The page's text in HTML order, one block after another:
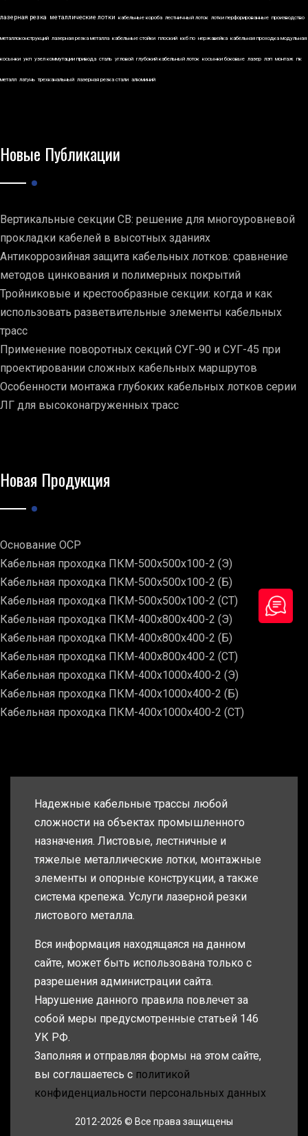
лазерная резка металлические лотки кабельные короба лестничный лоток лотки перфорированные производство
металлоконструкций лазерная резка металла кабельные стойки плоский ккб по нержавейка кабельная проходка модульная
косынки укп узел коммутации привода сталь угловой глубокий кабельный лоток косынки боковые лазер лэп монтаж пк
металл латунь трехканальный лазерная резка стали алюминий
Новые Публикации
Вертикальные секции СВ: решение для многоуровневой
прокладки кабелей в высотных зданиях
Антикоррозийная защита кабельных лотков: сравнение
методов цинкования и полимерных покрытий
Тройниковые и крестообразные секции: когда и как
использовать разветвительные элементы кабельных
трасс
Применение поворотных секций СУГ-90 и СУГ-45 при
проектировании сложных кабельных маршрутов
Особенности монтажа глубоких кабельных лотков серии
ЛГ для высоконагруженных трасс
Новая Продукция
Основание ОСР
Кабельная проходка ПКМ-500х500х100-2 (Э)
Кабельная проходка ПКМ-500х500х100-2 (Б)
Кабельная проходка ПКМ-500х500х100-2 (СТ)
Кабельная проходка ПКМ-400х800х400-2 (Э)
Кабельная проходка ПКМ-400х800х400-2 (Б)
Кабельная проходка ПКМ-400х800х400-2 (СТ)
Кабельная проходка ПКМ-400х1000х400-2 (Э)
Кабельная проходка ПКМ-400х1000х400-2 (Б)
Кабельная проходка ПКМ-400х1000х400-2 (СТ)
Надежные кабельные трассы любой
сложности на объектах промышленного
назначения. Листовые, лестничные и
тяжелые металлические лотки, монтажные
элементы и опорные конструкции, а также
система крепежа. Услуги лазерной резки
листового металла.
Вся информация находящаяся на данном
сайте, может быть использована только с
разрешения администрации сайта.
Нарушение данного правила повлечет за
собой меры предусмотренные статьей 146
УК РФ.
Заполняя и отправляя формы на этом сайте,
вы соглашаетесь с политикой
конфиденциальности персональных данных
2012-2026 © Все права защищены